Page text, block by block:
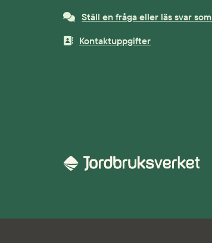
Ställ en fråga eller läs svar
Kontaktuppgifter